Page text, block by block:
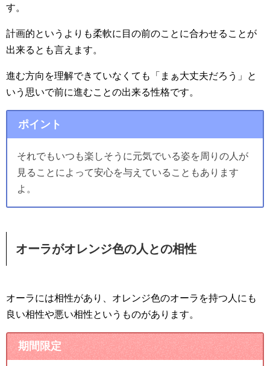
す。
計画的というよりも柔軟に目の前のことに合わせることが
出来るとも言えます。
進む方向を理解できていなくても「まぁ大丈夫だろう」と
いう思いで前に進むことの出来る性格です。
ポイント
それでもいつも楽しそうに元気でいる姿を周りの人が
見ることによって安心を与えていることもあります
よ。
オーラがオレンジ色の人との相性
オーラには相性があり、オレンジ色のオーラを持つ人にも
良い相性や悪い相性というものがあります。
期間限定